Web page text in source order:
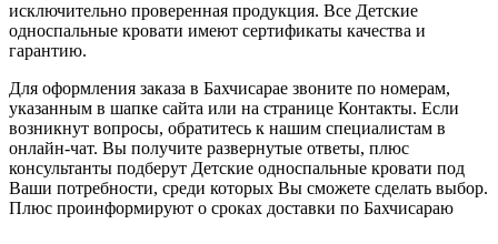
исключительно проверенная продукция. Все Детские
односпальные кровати имеют сертификаты качества и
гарантию.
Для оформления заказа в Бахчисарае звоните по номерам,
указанным в шапке сайта или на странице Контакты. Если
возникнут вопросы, обратитесь к нашим специалистам в
онлайн-чат. Вы получите развернутые ответы, плюс
консультанты подберут Детские односпальные кровати под
Ваши потребности, среди которых Вы сможете сделать выбор.
Плюс проинформируют о сроках доставки по Бахчисараю